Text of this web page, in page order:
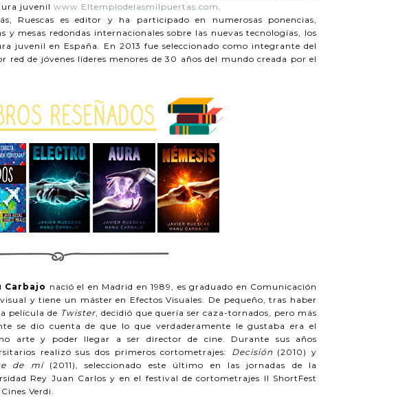
juvenil www.Eltemplodelasmilpuertas.com.
Ruescas es editor y ha participado en numerosas ponencias,
y mesas redondas internacionales sobre las nuevas tecnologías, los
juvenil en España. En 2013 fue seleccionado como integrante del
red de jóvenes líderes menores de 30 años del mundo creada por el
Carbajo nació el en Madrid en 1989, es graduado en Comunicación
y tiene un máster en Efectos Visuales. De pequeño, tras haber
película de Twister, decidió que quería ser caza-tornados, pero más
se dio cuenta de que lo que verdaderamente le gustaba era el
arte y poder llegar a ser director de cine. Durante sus años
realizó sus dos primeros cortometrajes: Decisión (2010) y
de mí (2011), seleccionado este último en las jornadas de la
Rey Juan Carlos y en el festival de cortometrajes II ShortFest
Verdi.